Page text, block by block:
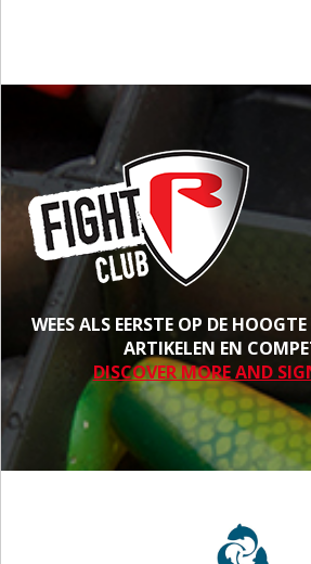
WEES ALS EERSTE OP DE
ARTIKELEN EN
DISCOVER MORE AND